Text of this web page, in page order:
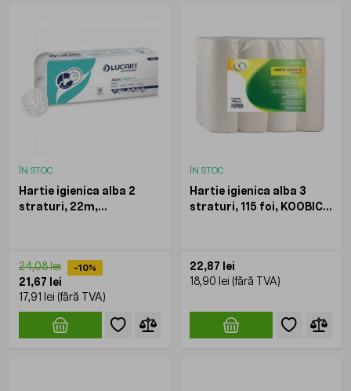
ÎN STOC
Hartie igienica alba 2
straturi, 22m,
24,08 lei -10%
21,67 lei
17,91 lei
ÎN STOC
Hartie igienica alba 3
straturi, 115 foi, KOOBIC,
22,87 lei
18,90 lei